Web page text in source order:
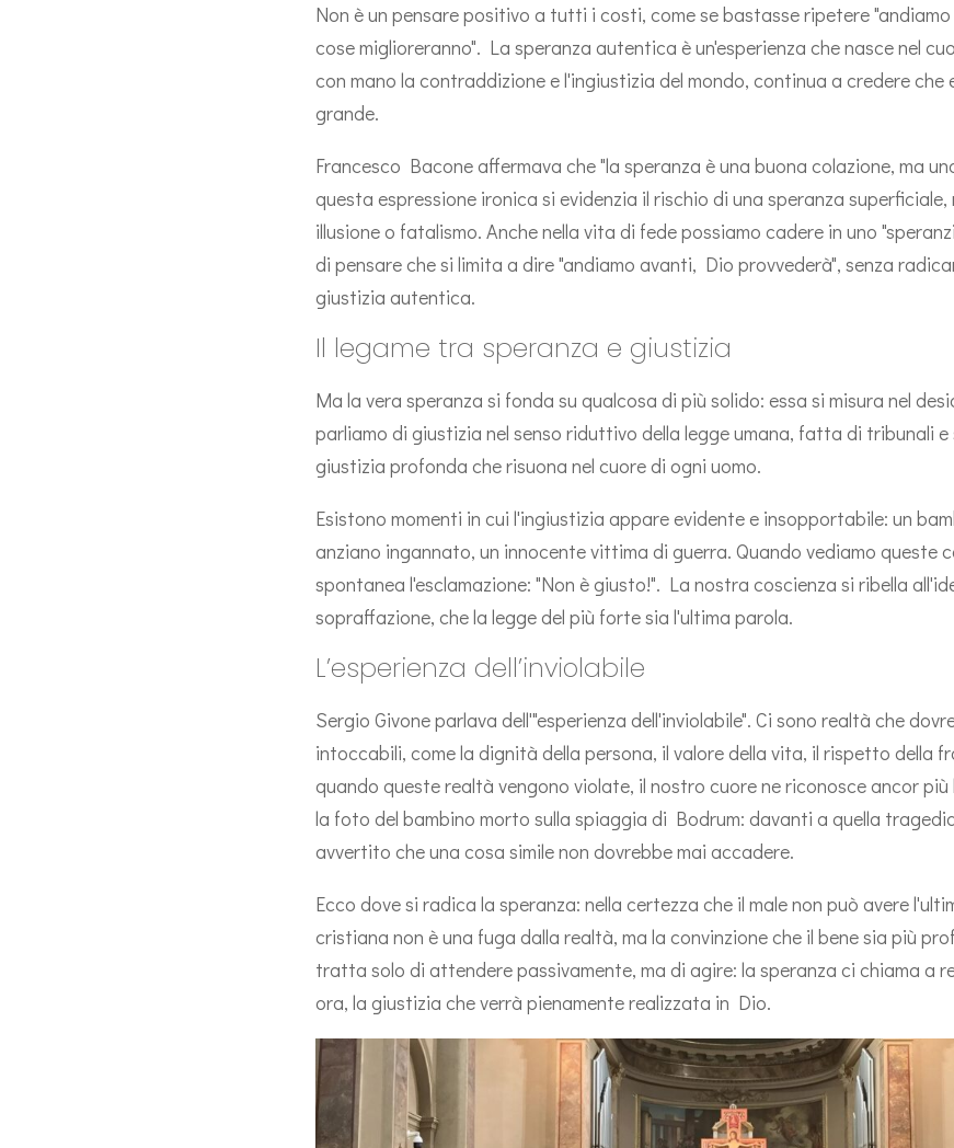
Non è un pensare positivo a tutti i costi, come se bastasse ripetere
cose miglioreranno". La speranza autentica è un'esperienza che nasce nel
con mano la contraddizione e l'ingiustizia del mondo, continua a credere che
grande.
Francesco Bacone affermava che "la speranza è una buona colazione, ma
questa espressione ironica si evidenzia il rischio di una speranza
illusione o fatalismo. Anche nella vita di fede possiamo cadere in uno
di pensare che si limita a dire "andiamo avanti, Dio provvederà", senza
giustizia autentica.
Il legame tra speranza e giustizia
Ma la vera speranza si fonda su qualcosa di più solido: essa si misura nel
parliamo di giustizia nel senso riduttivo della legge umana, fatta di tribunali e
giustizia profonda che risuona nel cuore di ogni uomo.
Esistono momenti in cui l'ingiustizia appare evidente e insopportabile: un
anziano ingannato, un innocente vittima di guerra. Quando vediamo queste
spontanea l'esclamazione: "Non è giusto!". La nostra coscienza si ribella
sopraffazione, che la legge del più forte sia l'ultima parola.
L’esperienza dell’inviolabile
Sergio Givone parlava dell'"esperienza dell'inviolabile". Ci sono realtà che
intoccabili, come la dignità della persona, il valore della vita, il rispetto della
quando queste realtà vengono violate, il nostro cuore ne riconosce ancor
la foto del bambino morto sulla spiaggia di Bodrum: davanti a quella
avvertito che una cosa simile non dovrebbe mai accadere.
Ecco dove si radica la speranza: nella certezza che il male non può avere
cristiana non è una fuga dalla realtà, ma la convinzione che il bene sia più
tratta solo di attendere passivamente, ma di agire: la speranza ci chiama a
ora, la giustizia che verrà pienamente realizzata in Dio.